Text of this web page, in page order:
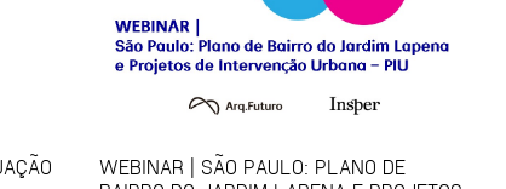
WEBINAR | SÃO PAULO: PLANO DE